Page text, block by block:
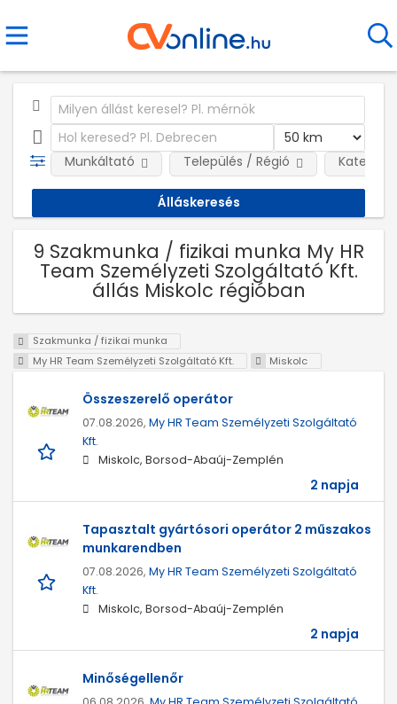
Munkáltató Település / Régió
9 Szakmunka / fizikai munka My HR
Team Személyzeti Szolgáltató Kft.
állás Miskolc régióban
Szakmunka / fizikai munka
My HR Team Személyzeti Szolgáltató Kft.
Miskolc
Összeszerelő operátor
07.08.2026, My HR Team Személyzeti Szolgáltató
Kft.
Miskolc, Borsod-Abaúj-Zemplén
2 napja
Tapasztalt gyártósori operátor 2 műszakos
munkarendben
07.08.2026, My HR Team Személyzeti Szolgáltató
Kft.
Miskolc, Borsod-Abaúj-Zemplén
2 napja
Minőségellenőr